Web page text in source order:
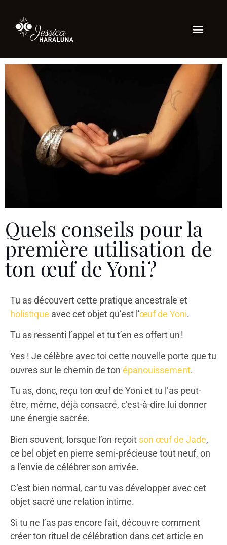
Quels conseils pour la
première utilisation de
ton œuf de Yoni ?
Tu as découvert cette pratique ancestrale et
holistique avec cet objet qu’est l’œuf de Yoni.
Tu as ressenti l’appel et tu t’en es offert un !
Yes ! Je célèbre avec toi cette nouvelle porte que tu
ouvres sur le chemin de ton épanouissement.
Tu as, donc, reçu ton œuf de Yoni et tu l’as peut-
être, même, déjà consacré, c’est-à-dire lui donner
une énergie sacrée.
Bien souvent, lorsque l’on reçoit son œuf de Jade,
ce bel objet en pierre semi-précieuse tout neuf, on
a l’envie de célébrer son arrivée.
C’est bien normal, car tu vas développer avec cet
objet sacré une relation intime.
Si tu ne l’as pas encore fait, découvre comment
créer ton rituel de célébration dans cet article en